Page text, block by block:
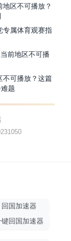
区不可播放？
专属体育观赛指
前地区不可播
不可播放？这篇
题
回国加速器
键回国加速器